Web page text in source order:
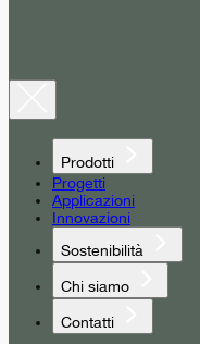
Prodotti
Progetti
Applicazioni
Innovazioni
Sostenibilità
Chi siamo
Contatti